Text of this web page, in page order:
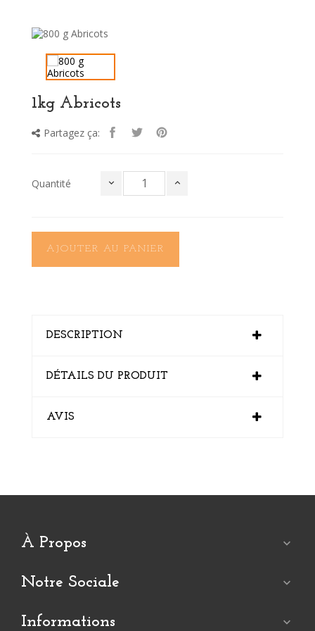
1kg Abricots
Partagez ça:
Quantité
AJOUTER AU PANIER
DESCRIPTION
DÉTAILS DU PRODUIT
AVIS
À Propos 
Notre Sociale 
Informations 